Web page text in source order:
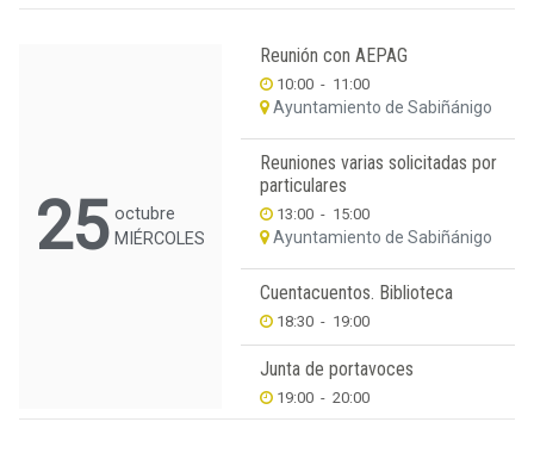
25 octubre
MIÉRCOLES
Reunión con AEPAG
10:00 - 11:00
Ayuntamiento de Sabiñánigo
Reuniones varias solicitadas por
particulares
13:00 - 15:00
Ayuntamiento de Sabiñánigo
Cuentacuentos. Biblioteca
18:30 - 19:00
Junta de portavoces
19:00 - 20:00